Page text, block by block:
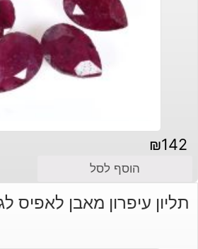
₪142
הוסף לסל
תליון עיפרון מאבן לאפיס